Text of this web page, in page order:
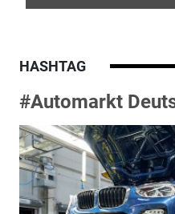
HASHTAG
#Automarkt